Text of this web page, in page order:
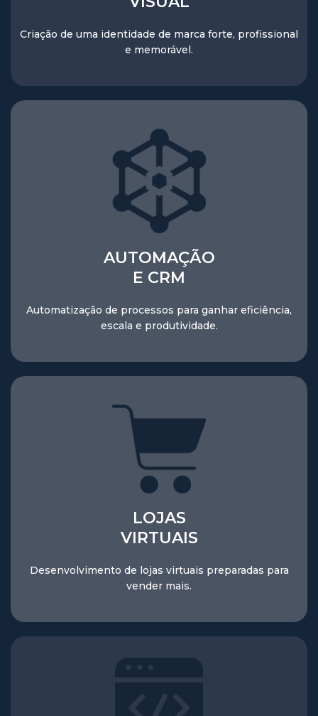
Criação de uma identidade de marca forte, profissional
e memorável.
AUTOMAÇÃO
E CRM
Automatização de processos para ganhar eficiência,
escala e produtividade.
LOJAS
VIRTUAIS
Desenvolvimento de lojas virtuais preparadas para
vender mais.